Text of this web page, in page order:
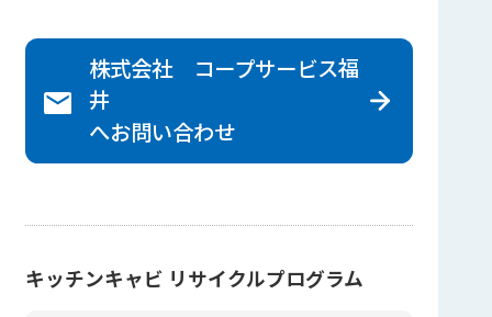
株式会社 コープサービス福
井
へお問い合わせ
キッチンキャビ リサイクルプログラム